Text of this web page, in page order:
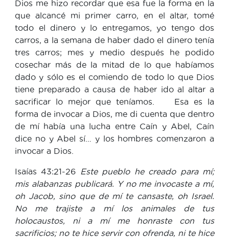
Dios me hizo recordar que esa fue la forma en la
que alcancé mi primer carro, en el altar, tomé
todo el dinero y lo entregamos, yo tengo dos
carros, a la semana de haber dado el dinero tenía
tres carros; mes y medio después he podido
cosechar más de la mitad de lo que habíamos
dado y sólo es el comiendo de todo lo que Dios
tiene preparado a causa de haber ido al altar a
sacrificar lo mejor que teníamos. Esa es la
forma de invocar a Dios, me di cuenta que dentro
de mí había una lucha entre Caín y Abel, Caín
dice no y Abel sí… y los hombres comenzaron a
invocar a Dios.
Isaías 43:21-26
Este pueblo he creado para mí;
mis alabanzas publicará. Y no me invocaste a mí,
oh Jacob, sino que de mí te cansaste, oh Israel.
No me trajiste a mí los animales de tus
holocaustos, ni a mí me honraste con tus
sacrificios; no te hice servir con ofrenda, ni te hice